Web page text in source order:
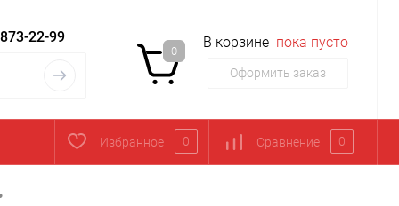
22-99
0
В корзине пока пусто
Оформить заказ
Избранное 0 Сравнение 0